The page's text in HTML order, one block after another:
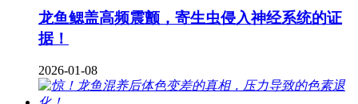
龙鱼鳃盖高频震颤，寄生虫侵入神经系统的证
据！
2026-01-08